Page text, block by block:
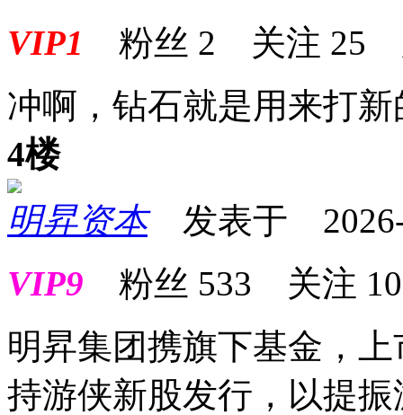
VIP1 粉丝 2 关注 25
冲啊，钻石就是用来打新
4楼
明昇资本发表于 2026-
VIP9 粉丝 533 关注 10
明昇集团携旗下基金，
持游侠新股发行，以提